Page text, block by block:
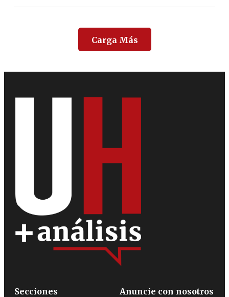
Carga Más
Secciones
Anuncie con nosotros